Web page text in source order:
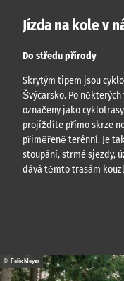
Jízda na kole v
Do středu přírody
Skrytým tipem jsou
Švýcarsko. Po
označeny jako
projíždíte přímo skrze
přiměřeně terénní. Je
stoupání, strmé sjezdy,
dává těmto trasám
© Felix Meyer